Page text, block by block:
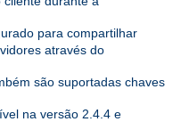
para compartilhar
através do
são suportadas chaves
na versão 2.4.4 e